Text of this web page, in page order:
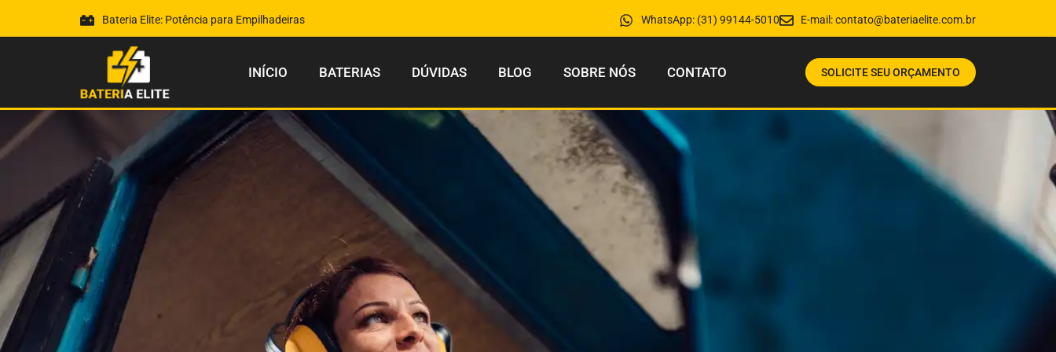
Bateria Elite: Potência para Empilhadeiras WhatsApp: (31) 99144-5010 E-mail:contato@bateriaelite.com.br
INÍCIO BATERIAS DÚVIDAS BLOG SOBRE NÓS CONTATO SOLICITE SEU ORÇAMENTO